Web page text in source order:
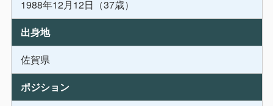
1988年12月12日（37歳）
出身地
佐賀県
ポジション